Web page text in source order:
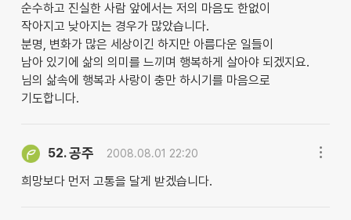
순수하고 진실한 사람 앞에서는 저의 마음도 한없이
작아지고 낮아지는 경우가 많았습니다.
분명, 변화가 많은 세상이긴 하지만 아름다운 일들이
남아 있기에 삶의 의미를 느끼며 행복하게 살아야 되겠지요.
님의 삶속에 행복과 사랑이 충만 하시기를 마음으로
기도합니다.
52.공주 2008.08.01 22:20
희망보다 먼저 고통을 달게 받겠습니다.